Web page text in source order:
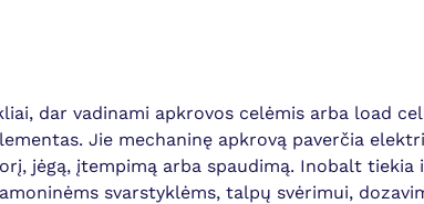
dar vadinami apkrovos celėmis arba load
Jie mechaninę apkrovą paverčia
jėgą, įtempimą arba spaudimą. Inobalt tiekia
svarstyklėms, talpų svėrimui,